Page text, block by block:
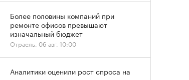
Более половины компаний при
ремонте офисов превышают
изначальный бюджет
Отрасль, 06 авг, 10:00
Аналитики оценили рост спроса на